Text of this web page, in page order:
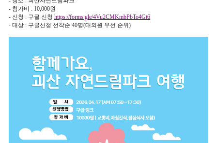
- 참가비 : 10,000원
- 신청 : 구글 신청 https://forms.gle/4Vu2CMKmbPbTo4Gt6
- 대상 : 구글신청 선착순 40명(대의원 우선 순위)